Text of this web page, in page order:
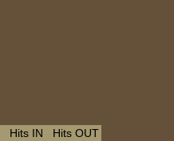
Hits IN Hits OUT